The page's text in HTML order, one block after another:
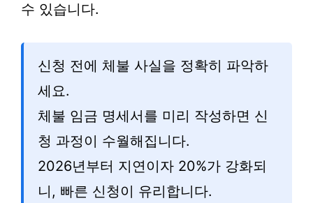
수 있습니다.
신청 전에 체불 사실을 정확히 파악하
세요.
체불 임금 명세서를 미리 작성하면 신
청 과정이 수월해집니다.
2026년부터 지연이자 20%가 강화되
니, 빠른 신청이 유리합니다.